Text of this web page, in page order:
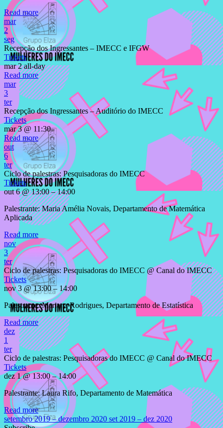
Read more
mar
2
seg
Recepção dos Ingressantes – IMECC e IFGW
Tickets
mar 2all-day
Read more
mar
3
ter
Recepção dos Ingressantes – Auditório do IMECC
Tickets
mar 3 @ 11:30
Read more
out
6
ter
Ciclo de palestras: Pesquisadoras do IMECC
Tickets
out 6 @ 13:00 – 14:00
Palestrante: Maria Amélia Novais, Departamento de Matemática
Aplicada
Read more
nov
3
ter
Ciclo de palestras: Pesquisadoras do IMECC @ Canal do IMECC
Tickets
nov 3 @ 13:00 – 14:00
Palestrante: Mariana Rodrigues, Departamento de Estatística
Read more
dez
1
ter
Ciclo de palestras: Pesquisadoras do IMECC @ Canal do IMECC
Tickets
dez 1 @ 13:00 – 14:00
Palestrante: Laura Rifo, Departamento de Matemática
Read more
setembro 2019 – dezembro 2020 set 2019 – dez 2020